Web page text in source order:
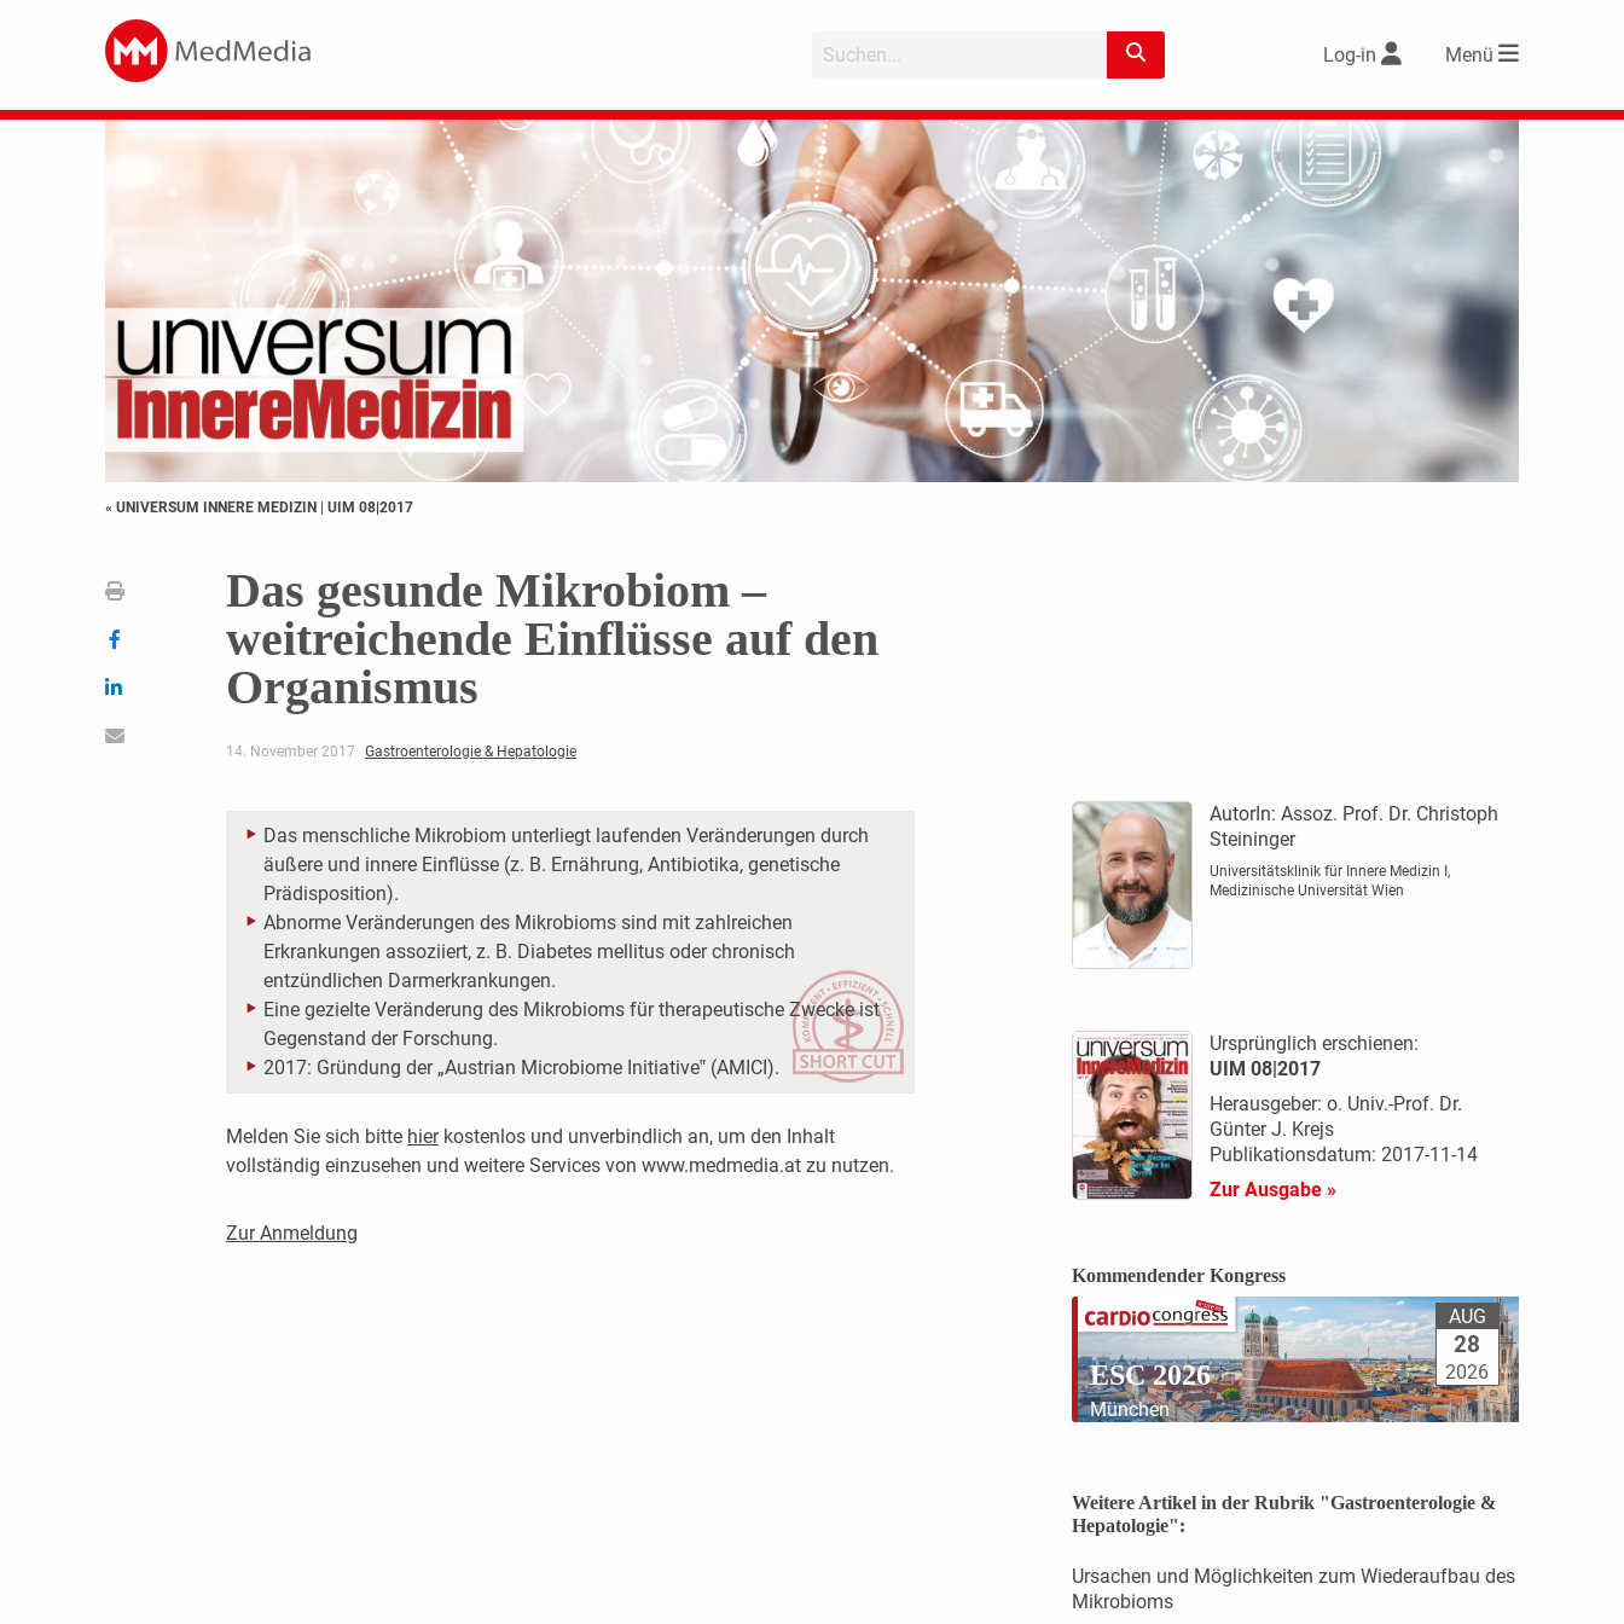
Log-in Menü
« UNIVERSUM INNERE MEDIZIN | UIM 08|2017
Das gesunde Mikrobiom –
weitreichende Einflüsse auf den
Organismus
14. November 2017 Gastroenterologie & Hepatologie
Das menschliche Mikrobiom unterliegt laufenden Veränderungen durch
äußere und innere Einflüsse (z. B. Ernährung, Antibiotika, genetische
Prädisposition).
Abnorme Veränderungen des Mikrobioms sind mit zahlreichen
Erkrankungen assoziiert, z. B. Diabetes mellitus oder chronisch
entzündlichen Darmerkrankungen.
Eine gezielte Veränderung des Mikrobioms für therapeutische Zwecke ist
Gegenstand der Forschung.
2017: Gründung der „Austrian Microbiome Initiative‟ (AMICI).
Melden Sie sich bitte hierkostenlos und unverbindlich an, um den Inhalt
vollständig einzusehen und weitere Services von www.medmedia.at zu nutzen.
Zur Anmeldung
AutorIn: Assoz. Prof. Dr. Christoph
Steininger
Universitätsklinik für Innere Medizin I,
Medizinische Universität Wien
Ursprünglich erschienen:
UIM 08|2017
Herausgeber: o. Univ.-Prof. Dr.
Günter J. Krejs
Publikationsdatum: 2017-11-14
Zur Ausgabe »
Kommendender Kongress
ESC 2026
München
AUG
28
2026
Weitere Artikel in der Rubrik "Gastroenterologie &
Hepatologie":
Ursachen und Möglichkeiten zum Wiederaufbau des
Mikrobioms